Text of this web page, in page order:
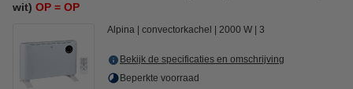
wit) OP = OP
Alpina convectorkachel 2000 W 3
Bekijk de specificaties en omschrijving
Beperkte voorraad